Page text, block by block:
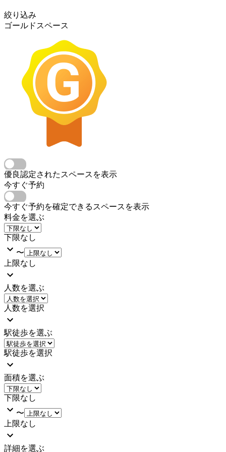
絞り込み
ゴールドスペース
優良認定されたスペースを表示
今すぐ予約
今すぐ予約を確定できるスペースを表示
料金を選ぶ
下限なし
〜
上限なし
人数を選ぶ
人数を選択
駅徒歩を選ぶ
駅徒歩を選択
面積を選ぶ
下限なし
〜
上限なし
詳細を選ぶ